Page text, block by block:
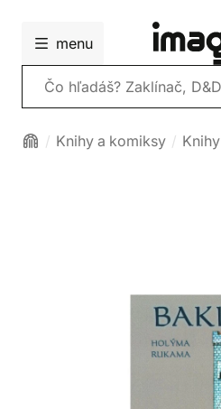
menu
Vyhľadávanie
Knihy a komiksy Knihy